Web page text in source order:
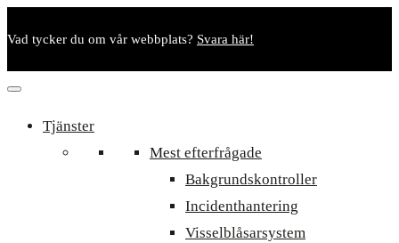
Vad tycker du om vår webbplats? Svara här!
Tjänster
Mest efterfrågade
Bakgrundskontroller
Incidenthantering
Visselblåsarsystem